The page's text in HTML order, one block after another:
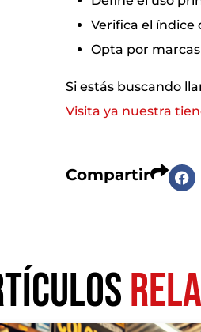
Verifica el índice
Opta por
Si estás buscando
Visita ya nuestra
Compartir